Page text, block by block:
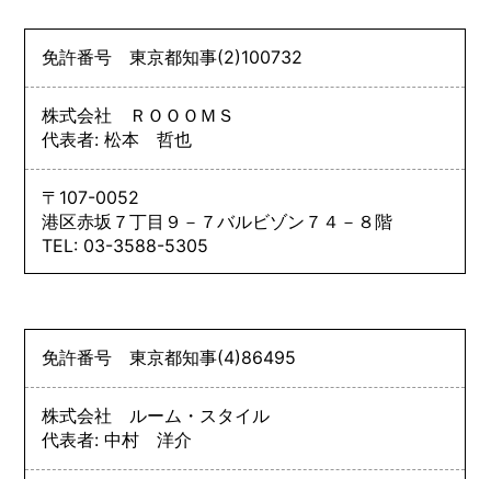
免許番号東京都知事(2)100732
株式会社 ＲＯＯＯＭＳ
代表者: 松本 哲也
〒107-0052
港区赤坂７丁目９－７バルビゾン７４－８階
TEL: 03-3588-5305
免許番号東京都知事(4)86495
株式会社 ルーム・スタイル
代表者: 中村 洋介